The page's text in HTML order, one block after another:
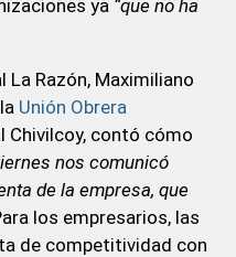
ya “que no ha
La Razón, Maximiliano
Unión Obrera
Chivilcoy, contó cómo
nos comunicó
de la empresa, que
los empresarios, las
de competitividad con